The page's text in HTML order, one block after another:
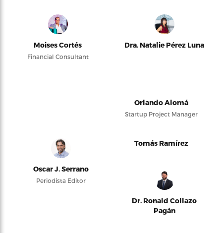
Moises Cortés
Financial Consultant
Dra. Natalie Pérez Luna
Orlando Alomá
Startup Project Manager
Oscar J. Serrano
Periodista Editor
Tomás Ramírez
Dr. Ronald Collazo
Pagán